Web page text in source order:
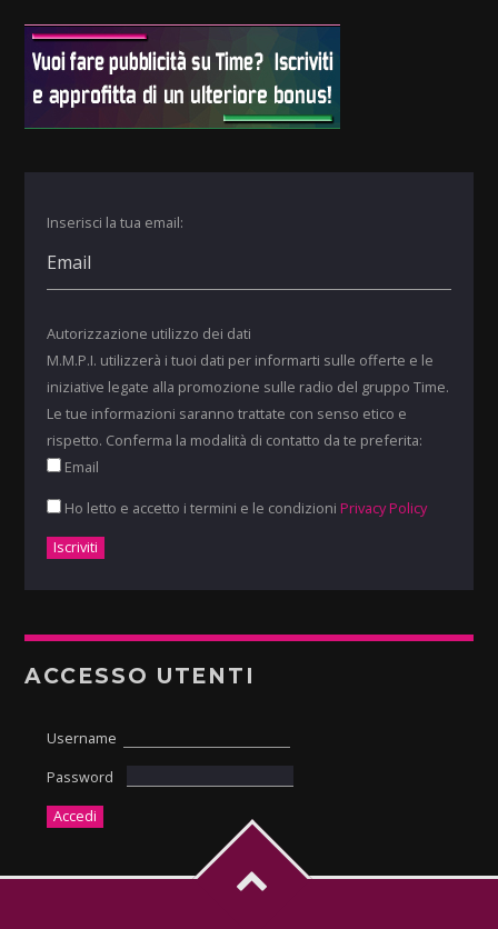
Inserisci la tua email:
Autorizzazione utilizzo dei dati
M.M.P.I. utilizzerà i tuoi dati per informarti sulle offerte e le
iniziative legate alla promozione sulle radio del gruppo Time.
Le tue informazioni saranno trattate con senso etico e
rispetto. Conferma la modalità di contatto da te preferita:
Email
Ho letto e accetto i termini e le condizioni Privacy Policy
ACCESSO UTENTI
Username
Password